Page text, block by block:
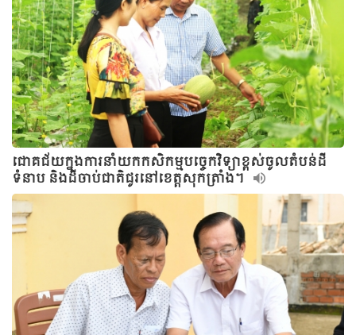
ជោគជ័យក្នុងការនាំយកកសិកម្មបច្ចេកវិទ្យាខ្ពស់ចូលតំបន់ដី
ទំនាប និងដីចាប់ជាតិជូរនៅខេត្តសុកត្រាំង។